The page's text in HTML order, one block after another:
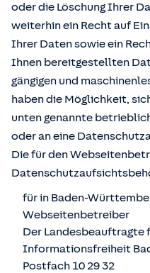
oder die Löschung Ihrer
weiterhin ein Recht auf
Ihrer Daten sowie ein
Ihnen bereitgestellten
gängigen und
haben die Möglichkeit,
unten genannte
oder an eine
Die für den
für in Baden-
Webseitenbetreiber
Der Landesbeauftragte
Informationsfreiheit
Postfach 10 29 32